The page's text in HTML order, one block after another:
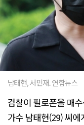
남태현, 서민재. 연합뉴스
검찰이 필로폰을 매
가수 남태현(29) 씨